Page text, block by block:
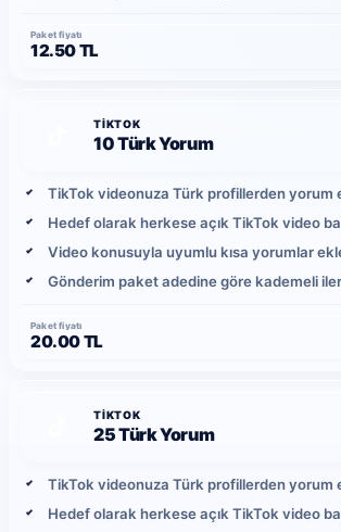
Paket fiyatı
12.50 TL
TIKTOK
10 Türk Yorum
TikTok videonuza Türk profillerden yorum
Hedef olarak herkese açık TikTok video
Video konusuyla uyumlu kısa yorumlar
Gönderim paket adedine göre kademeli
Paket fiyatı
20.00 TL
TIKTOK
25 Türk Yorum
TikTok videonuza Türk profillerden yorum
Hedef olarak herkese açık TikTok video